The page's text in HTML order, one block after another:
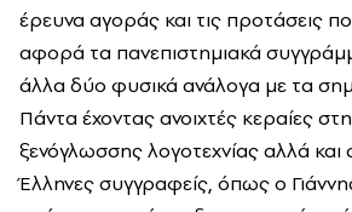
έρευνα αγοράς και τις προτάσεις
αφορά τα πανεπιστημιακά
άλλα δύο φυσικά ανάλογα με τα
Πάντα έχοντας ανοιχτές κεραίες
ξενόγλωσσης λογοτεχνίας αλλά και
Έλληνες συγγραφείς, όπως ο